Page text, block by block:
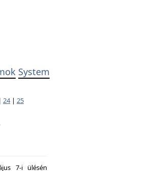
System
24| 25
7-i ülésén